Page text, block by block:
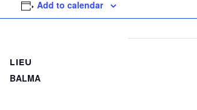
Add to calendar
LIEU
BALMA